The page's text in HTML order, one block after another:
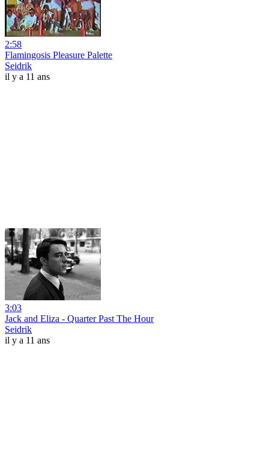
2:58
Flamingosis Pleasure Palette
Seidrik
il y a 11 ans
3:03
Jack and Eliza - Quarter Past The Hour
Seidrik
il y a 11 ans